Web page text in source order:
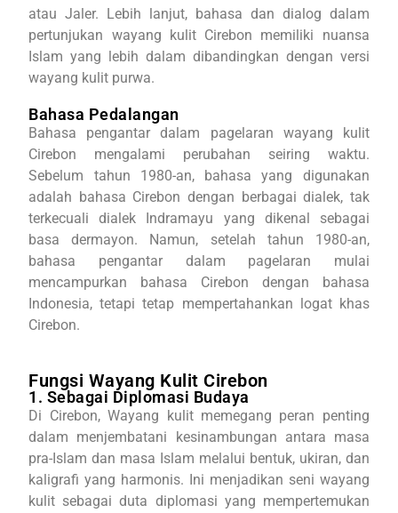
atau Jaler. Lebih lanjut, bahasa dan dialog dalam
pertunjukan wayang kulit Cirebon memiliki nuansa
Islam yang lebih dalam dibandingkan dengan versi
wayang kulit purwa.
Bahasa Pedalangan
Bahasa pengantar dalam pagelaran wayang kulit
Cirebon mengalami perubahan seiring waktu.
Sebelum tahun 1980-an, bahasa yang digunakan
adalah bahasa Cirebon dengan berbagai dialek, tak
terkecuali dialek Indramayu yang dikenal sebagai
basa dermayon. Namun, setelah tahun 1980-an,
bahasa pengantar dalam pagelaran mulai
mencampurkan bahasa Cirebon dengan bahasa
Indonesia, tetapi tetap mempertahankan logat khas
Cirebon.
Fungsi Wayang Kulit Cirebon
1. Sebagai Diplomasi Budaya
Di Cirebon, Wayang kulit memegang peran penting
dalam menjembatani kesinambungan antara masa
pra-Islam dan masa Islam melalui bentuk, ukiran, dan
kaligrafi yang harmonis. Ini menjadikan seni wayang
kulit sebagai duta diplomasi yang mempertemukan